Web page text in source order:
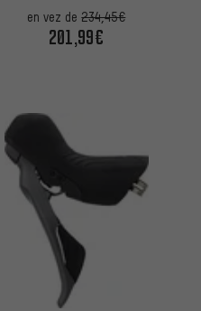
en vez de234,45€
201,99€